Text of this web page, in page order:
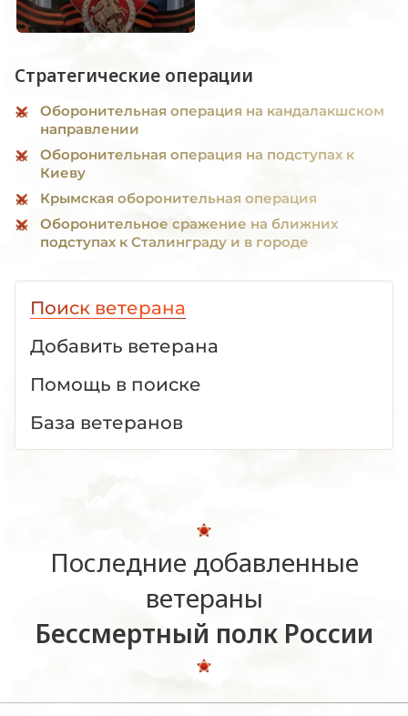
Стратегические операции
Оборонительная операция на кандалакшском
направлении
Оборонительная операция на подступах к
Киеву
Крымская оборонительная операция
Оборонительное сражение на ближних
подступах к Сталинграду и в городе
Поиск ветерана
Добавить ветерана
Помощь в поиске
База ветеранов
Последние добавленные
ветераны
Бессмертный полк России